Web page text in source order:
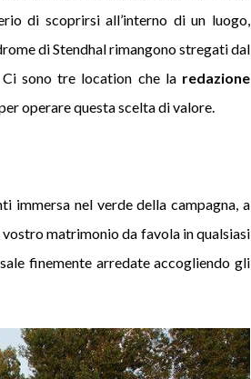
di scoprirsi all’interno di un luogo,
di Stendhal rimangono stregati dal
sono tre location che la redazione
operare questa scelta di valore.
immersa nel verde della campagna, a
matrimonio da favola in qualsiasi
finemente arredate accogliendo gli